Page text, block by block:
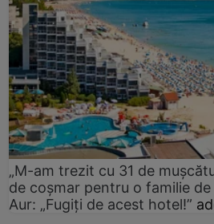
„M-am trezit cu 31 de
de coșmar pentru o familie
Aur: „Fugiți de acest hotel!”